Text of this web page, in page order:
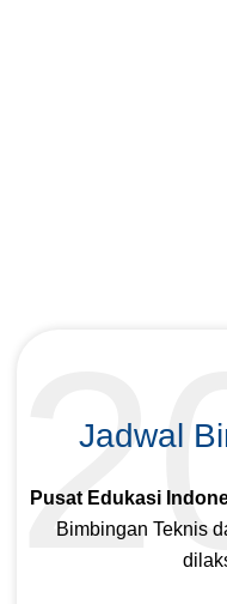
Jadwal
Pusat Edukasi
Bimbingan Teknis